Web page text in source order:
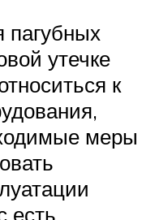
пагубных
утечке
к
меры
есть